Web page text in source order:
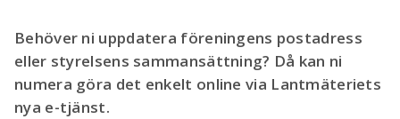
Behöver ni uppdatera föreningens postadress
eller styrelsens sammansättning? Då kan ni
numera göra det enkelt online via Lantmäteriets
nya e-tjänst.